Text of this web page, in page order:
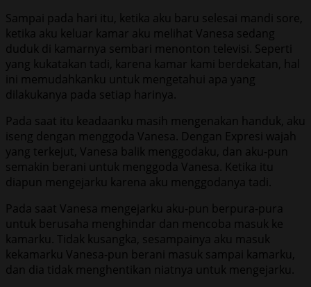
Sampai pada hari itu, ketika aku baru selesai mandi sore,
ketika aku keluar kamar aku melihat Vanesa sedang
duduk di kamarnya sembari menonton televisi. Seperti
yang kukatakan tadi, karena kamar kami berdekatan, hal
ini memudahkanku untuk mengetahui apa yang
dilakukanya pada setiap harinya.
Pada saat itu keadaanku masih mengenakan handuk, aku
iseng dengan menggoda Vanesa. Dengan Expresi wajah
yang terkejut, Vanesa balik menggodaku, dan aku-pun
semakin berani untuk menggoda Vanesa. Ketika itu
diapun mengejarku karena aku menggodanya tadi.
Pada saat Vanesa mengejarku aku-pun berpura-pura
untuk berusaha menghindar dan mencoba masuk ke
kamarku. Tidak kusangka, sesampainya aku masuk
kekamarku Vanesa-pun berani masuk sampai kamarku,
dan dia tidak menghentikan niatnya untuk mengejarku.